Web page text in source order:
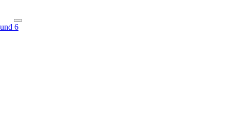
6